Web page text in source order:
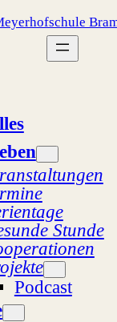
Stunde
Podcast